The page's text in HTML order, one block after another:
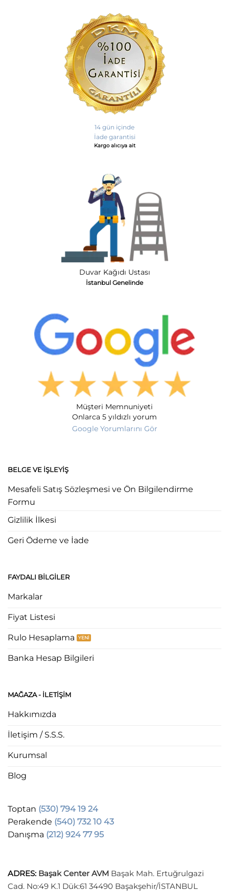
14 gün içinde
İade garantisi
Kargo alıcıya ait
Duvar Kağıdı Ustası
İstanbul Genelinde
Müşteri Memnuniyeti
Onlarca 5 yıldızlı yorum
Google Yorumlarını Gör
BELGE VE İŞLEYIŞ
Mesafeli Satış Sözleşmesi ve Ön Bilgilendirme
Formu
Gizlilik İlkesi
Geri Ödeme ve İade
FAYDALI BILGILER
Markalar
Fiyat Listesi
Rulo Hesaplama
Banka Hesap Bilgileri
MAĞAZA - ILETIŞIM
Hakkımızda
İletişim / S.S.S.
Kurumsal
Blog
Toptan (530) 794 19 24
Perakende (540) 732 10 43
Danışma (212) 924 77 95
ADRES: Başak Center AVM Başak Mah. Ertuğrulgazi
Cad. No:49 K.1 Dük:61 34490 Başakşehir/İSTANBUL